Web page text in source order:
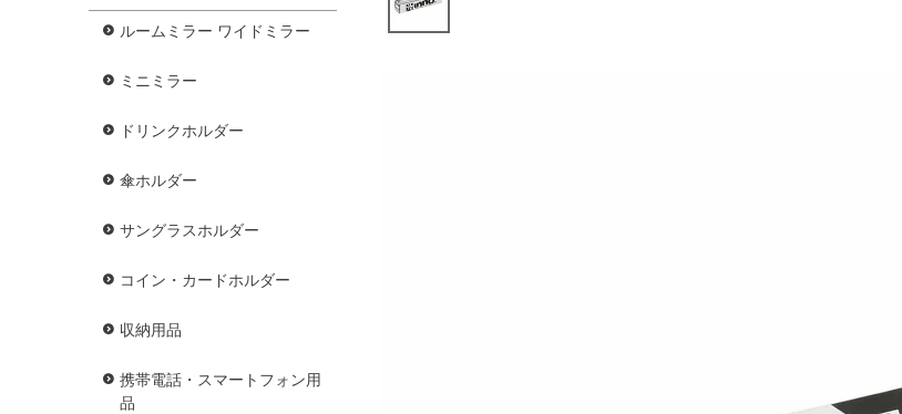
ルームミラー ワイドミラー
ミニミラー
ドリンクホルダー
傘ホルダー
サングラスホルダー
コイン・カードホルダー
収納用品
携帯電話・スマートフォン用
品